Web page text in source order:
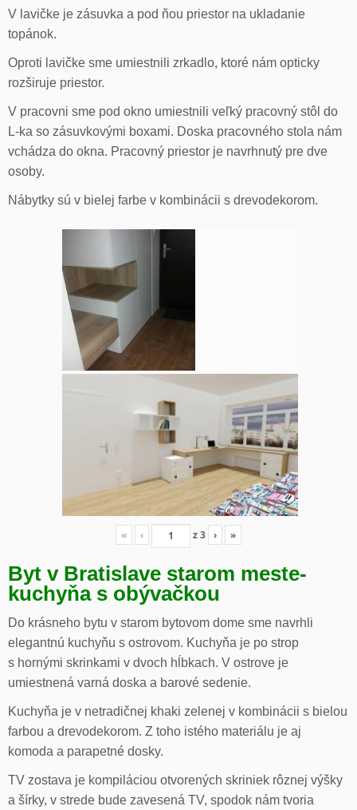
V lavičke je zásuvka a pod ňou priestor na ukladanie
topánok.
Oproti lavičke sme umiestnili zrkadlo, ktoré nám opticky
rozširuje priestor.
V pracovni sme pod okno umiestnili veľký pracovný stôl do
L-ka so zásuvkovými boxami. Doska pracovného stola nám
vchádza do okna. Pracovný priestor je navrhnutý pre dve
osoby.
Nábytky sú v bielej farbe v kombinácii s drevodekorom.
« ‹ z3 › »
Byt v Bratislave starom meste-
kuchyňa s obývačkou
Do krásneho bytu v starom bytovom dome sme navrhli
elegantnú kuchyňu s ostrovom. Kuchyňa je po strop
s hornými skrinkami v dvoch hĺbkach. V ostrove je
umiestnená varná doska a barové sedenie.
Kuchyňa je v netradičnej khaki zelenej v kombinácii s bielou
farbou a drevodekorom. Z toho istého materiálu je aj
komoda a parapetné dosky.
TV zostava je kompiláciou otvorených skriniek rôznej výšky
a šírky, v strede bude zavesená TV, spodok nám tvoria